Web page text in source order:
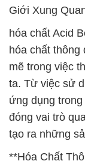
Giới Xung
hóa chất Acid
hóa chất thông
mẽ trong việc
ta. Từ việc sử
ứng dụng
đóng vai trò
tạo ra những
**Hóa Chất